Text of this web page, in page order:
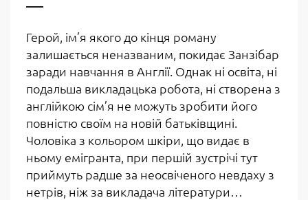
Герой, ім’я якого до кінця роману
залишається неназваним, покидає Занзібар
заради навчання в Англії. Однак ні освіта, ні
подальша викладацька робота, ні створена з
англійкою сім’я не можуть зробити його
повністю своїм на новій батьківщині.
Чоловіка з кольором шкіри, що видає в
ньому емігранта, при першій зустрічі тут
приймуть радше за неосвіченого невдаху з
нетрів, ніж за викладача літератури…